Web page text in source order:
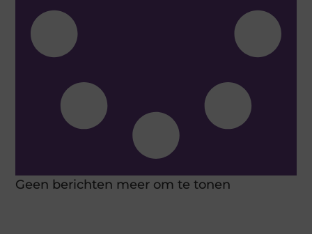
Geen berichten meer om te tonen